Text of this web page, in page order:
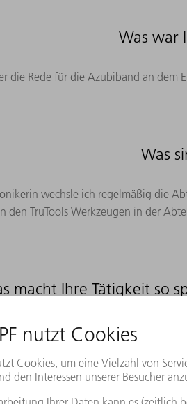
Was war
die Rede für die Azubiband an dem
Was
wechsle ich regelmäßig die
den TruTools Werkzeugen in der
macht Ihre Tätigkeit so
durch die zwei
sodass die anfallenden Aufgaben